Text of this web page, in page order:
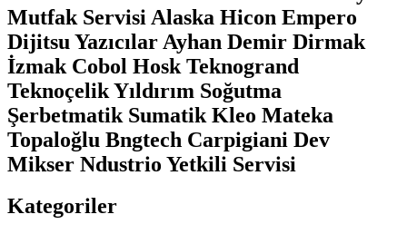
Mutfak Servisi Alaska Hicon Empero
Dijitsu Yazıcılar Ayhan Demir Dirmak
İzmak Cobol Hosk Teknogrand
Teknoçelik Yıldırım Soğutma
Şerbetmatik Sumatik Kleo Mateka
Topaloğlu Bngtech Carpigiani Dev
Mikser Ndustrio Yetkili Servisi
Kategoriler